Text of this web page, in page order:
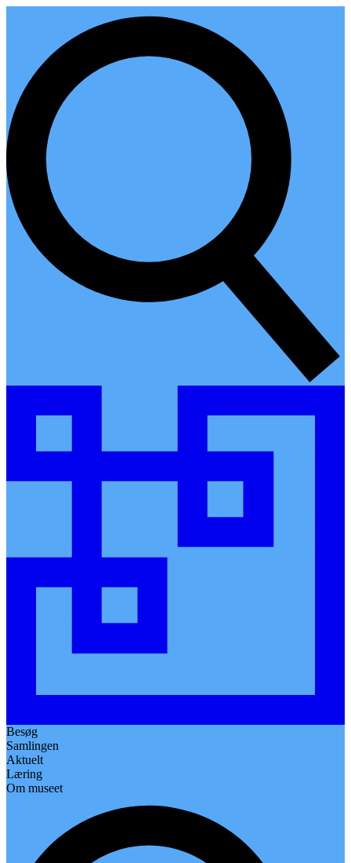
Besøg
Samlingen
Aktuelt
Læring
Om museet